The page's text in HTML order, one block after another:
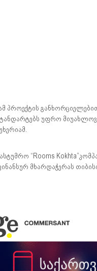
პროექტის
უფრო
“Rooms
მხარდაჭერას თიბისი